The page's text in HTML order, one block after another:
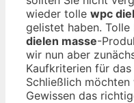
wieder tolle wpc
gelistet haben.
dielen masse-
wir nun aber
Kaufkriterien für das
Schließlich
Gewissen das